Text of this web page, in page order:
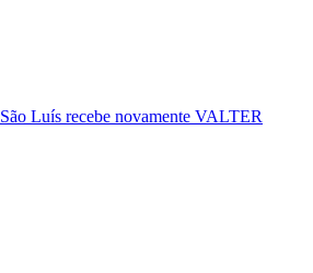
São Luís recebe novamente VALTER